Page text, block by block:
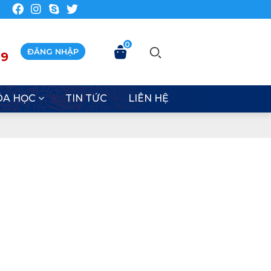
ĐĂNG NHẬP
0
HỌC TIN TỨC LIÊN HỆ